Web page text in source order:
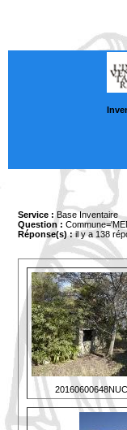
Service : Base Inventaire
Question :
Réponse(s) :il y a 138